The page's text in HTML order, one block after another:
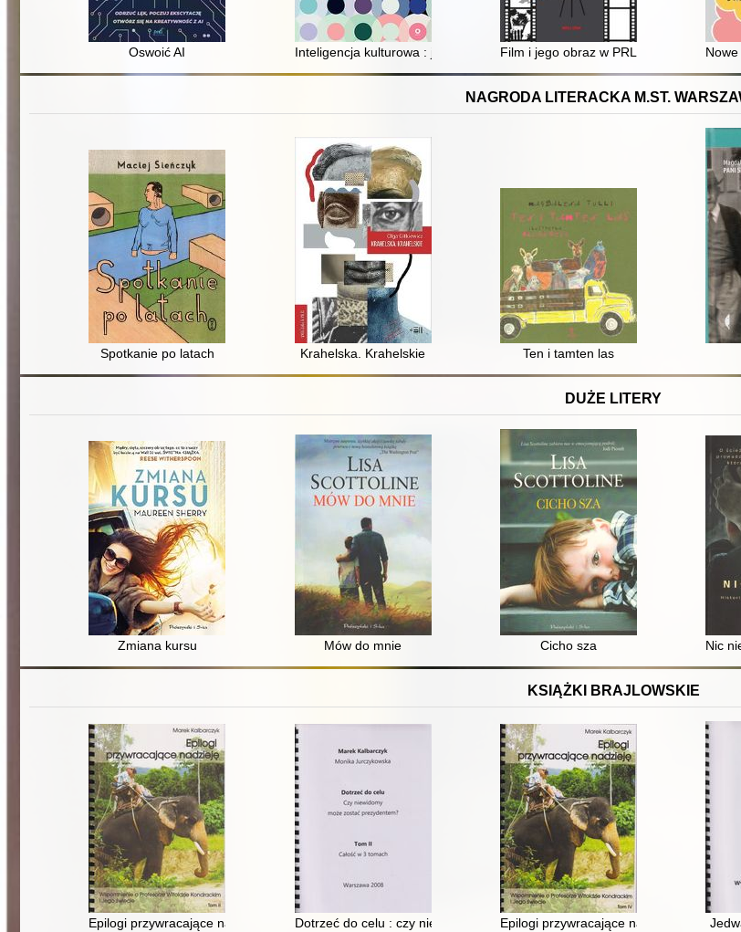
Oswoić AI Inteligencja kulturowa : jak rozwijać kompetencje globalne i osiągać
Film i jego obraz w PRL
NAGRODA LITERACKA M.ST.
Spotkanie po latach Krahelska. Krahelskie Ten i tamten las
DUŻE LITERY
Zmiana kursu Mów do mnie Cicho sza Nic
KSIĄŻKI BRAJLOWSKIE
Epilogi przywracające nadzieję : wspomnienie o profesorze Witoldzie Kondrackim i jego świecie. T. 2
Dotrzeć do celu : czy niewidomy może zostać prezydentem?. T. 2
Epilogi przywracające nadzieję :